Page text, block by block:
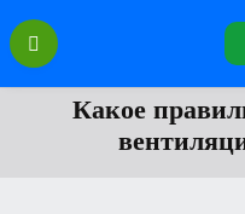
Перейти
содержаниюКакое